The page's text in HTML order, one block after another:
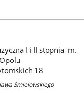
I i II stopnia im.
18
Śmiełowskiego